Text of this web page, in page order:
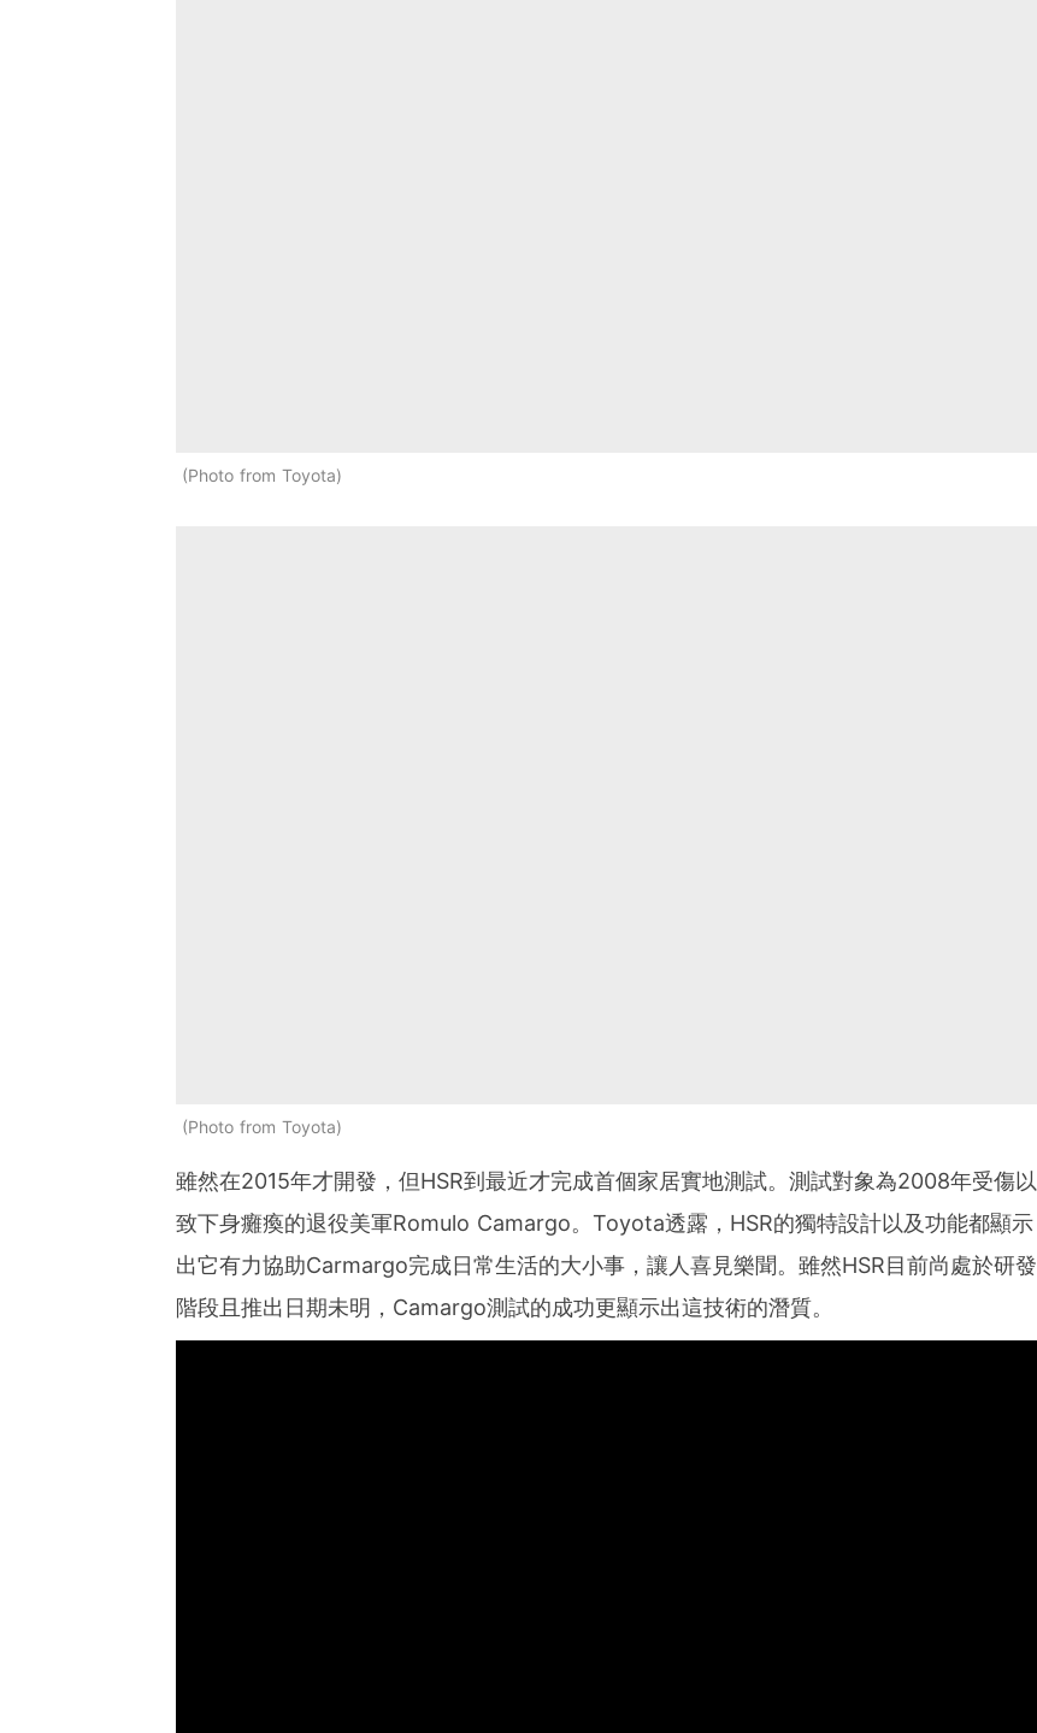
Photo from Toyota
Photo from Toyota
雖然在2015年才開發，但HSR到最近才完成首個家居實地測試。測試對象為2008年受傷以
致下身癱瘓的退役美軍Romulo Camargo。Toyota透露，HSR的獨特設計以及功能都顯示
出它有力協助Carmargo完成日常生活的大小事，讓人喜見樂聞。雖然HSR目前尚處於研發
階段且推出日期未明，Camargo測試的成功更顯示出這技術的潛質。